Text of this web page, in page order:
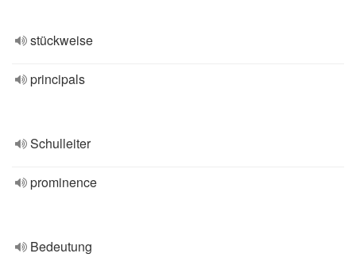
stückweise
principals
Schulleiter
prominence
Bedeutung